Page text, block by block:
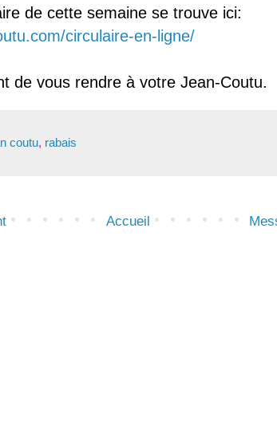
de cette semaine se trouve ici:
circulaire-en-ligne/
de vous rendre à votre Jean-Coutu.
coutu, rabais
Accueil